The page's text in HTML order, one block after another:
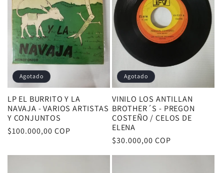
i
ó
n
:
Agotado
LP EL BURRITO Y LA
NAVAJA - VARIOS ARTISTAS
Y CONJUNTOS
Precio
$100.000,00 COP
Agotado
VINILO LOS ANTILLAN
BROTHER´S - PREGON
COSTEÑO / CELOS DE
ELENA
Precio
$30.000,00 COP